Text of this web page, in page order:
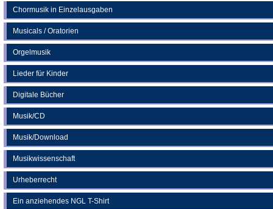
Chormusik in Einzelausgaben
Musicals / Oratorien
Orgelmusik
Lieder für Kinder
Digitale Bücher
Musik/CD
Musik/Download
Musikwissenschaft
Urheberrecht
Ein anziehendes NGL T-Shirt